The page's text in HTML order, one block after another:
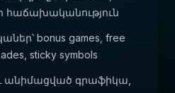
հաճախականություն
bonus games, free
sticky symbols
անիմացված գրաֆիկա,